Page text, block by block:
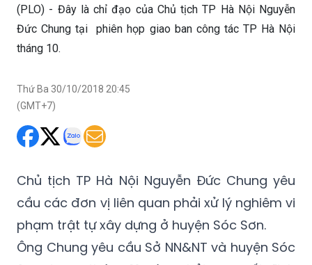
tháng 10.
Thứ Ba 30/10/2018 20:45
Chủ tịch TP Hà Nội Nguyễn Đức Chung yêu
phạm trật tự xây dựng ở huyện Sóc Sơn.
Ông Chung yêu cầu Sở NN&NT và huyện Sóc
Sơn trong tháng 12 này phải ra quyết định
cưỡng chế vi phạm đối với 27 công trình vi